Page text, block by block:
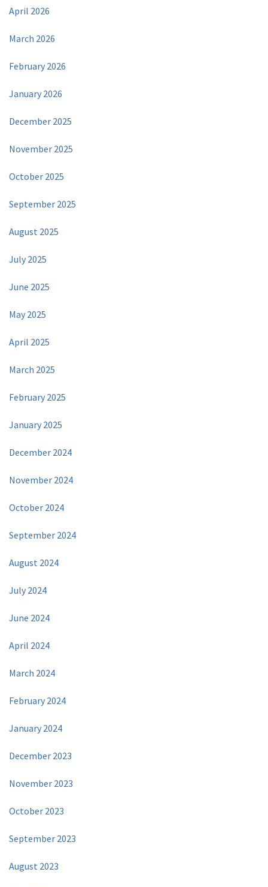
April 2026
March 2026
February 2026
January 2026
December 2025
November 2025
October 2025
September 2025
August 2025
July 2025
June 2025
May 2025
April 2025
March 2025
February 2025
January 2025
December 2024
November 2024
October 2024
September 2024
August 2024
July 2024
June 2024
April 2024
March 2024
February 2024
January 2024
December 2023
November 2023
October 2023
September 2023
August 2023